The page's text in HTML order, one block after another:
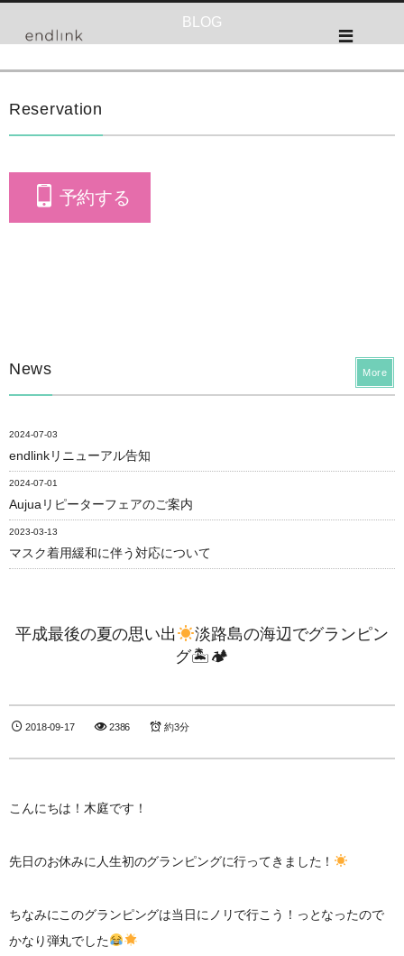
BLOG
Reservation
予約する
News
2024-07-03
endlinkリニューアル告知
2024-07-01
Aujuaリピーターフェアのご案内
2023-03-13
マスク着用緩和に伴う対応について
More
平成最後の夏の思い出
淡路島の海辺でグランピン
グ🏝🏕
2018-09-17 2386 約3分
こんにちは！木庭です！
先日のお休みに人生初のグランピングに行ってきました！
ちなみにこのグランピングは当日にノリで行こう！っとなったので
かなり弾丸でした